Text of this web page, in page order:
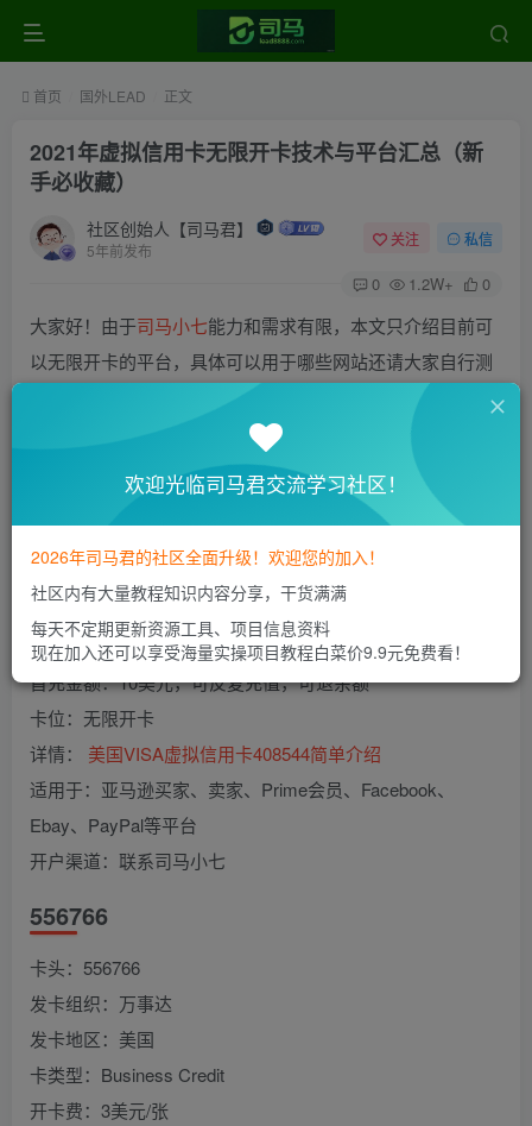
首页 国外LEAD 正文
2021年虚拟信用卡无限开卡技术与平台汇总（新
手必收藏）
社区创始人【司马君】
5年前发布
关注 私信
0 1.2W+ 0
大家好！由于司马小七能力和需求有限，本文只介绍目前可
以无限开卡的平台，具体可以用于哪些网站还请大家自行测
开卡费：无开卡费
首充金额：10美元，可反复充值，可退余额
卡位：无限开卡
详情： 美国VISA虚拟信用卡408544简单介绍
适用于：亚马逊买家、卖家、Prime会员、Facebook、
Ebay、PayPal等平台
开户渠道：联系司马小七
556766
卡头：556766
发卡组织：万事达
发卡地区：美国
卡类型：Business Credit
开卡费：3美元/张
欢迎光临司马君交流学习社区！
2026年司马君的社区全面升级！欢迎您的加入！
社区内有大量教程知识内容分享，干货满满
每天不定期更新资源工具、项目信息资料
现在加入还可以享受海量实操项目教程白菜价9.9元免费看！